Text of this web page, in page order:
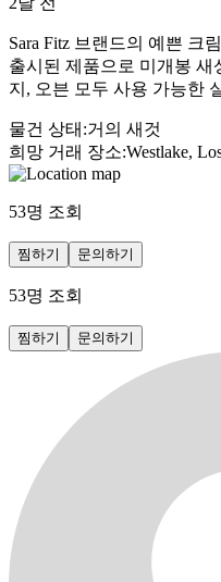
Sara Fitz 브랜드의 예쁜 크
출시된 제품으로 미개봉 새
지, 오븐 모두 사용 가능한
물건 상태 :거의 새것
희망 거래 장소:Westlake,
53명 조회
찜하기 문의하기
53명 조회
찜하기 문의하기